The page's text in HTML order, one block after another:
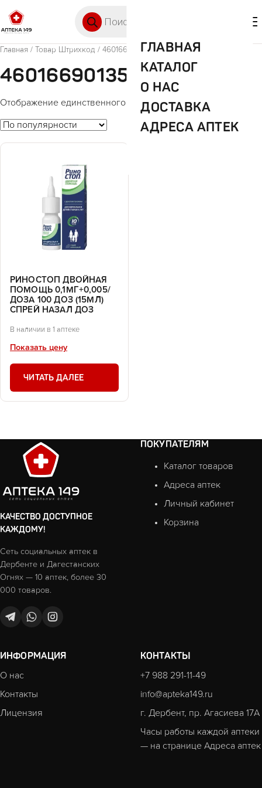
ГЛАВНАЯ
КАТАЛОГ
О НАС
ДОСТАВКА
АДРЕСА АПТЕК
Главная / Товар Штрихкод / 4601669013545
4601669013545
Отображение единственного товара
РИНОСТОП ДВОЙНАЯ
ПОМОЩЬ 0,1МГ+0,005/
ДОЗА 100 ДОЗ (15МЛ)
СПРЕЙ НАЗАЛ ДОЗ
В наличии в 1 аптеке
Показать цену
ЧИТАТЬ ДАЛЕЕ
КАЧЕСТВО ДОСТУПНОЕ
КАЖДОМУ!
Сеть социальных аптек в
Дербенте и Дагестанских
Огнях — 10 аптек, более 30
000 товаров.
ПОКУПАТЕЛЯМ
Каталог товаров
Адреса аптек
Личный кабинет
Корзина
ИНФОРМАЦИЯ
О нас
Контакты
Лицензия
КОНТАКТЫ
+7 988 291-11-49
info@apteka149.ru
г. Дербент, пр. Агасиева 17А
Часы работы каждой аптеки
— на странице Адреса аптек